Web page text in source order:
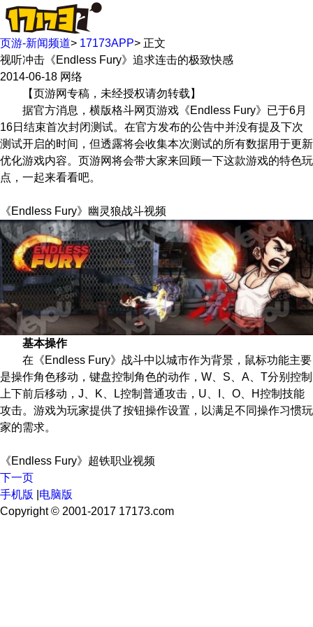
页游-新闻频道> 17173APP> 正文
视听冲击《Endless Fury》追求连击的极致快感
2014-06-18 网络
【页游网专稿，未经授权请勿转载】
据官方消息，横版格斗网页游戏《Endless Fury》已于6月
16日结束首次封闭测试。在官方发布的公告中并没有提及下次
测试开启的时间，但透露将会收集本次测试的所有数据用于更新
优化游戏内容。页游网将会带大家来回顾一下这款游戏的特色玩
点，一起来看看吧。
《Endless Fury》幽灵狼战斗视频
基本操作
在《Endless Fury》战斗中以城市作为背景，鼠标功能主要
是操作角色移动，键盘控制角色的动作，W、S、A、T分别控制
上下前后移动，J、K、L控制普通攻击，U、I、O、H控制技能
攻击。游戏为玩家提供了按钮操作设置，以满足不同操作习惯玩
家的需求。
《Endless Fury》超铁职业视频
下一页
手机版
电脑版
Copyright © 2001-2017 17173.com